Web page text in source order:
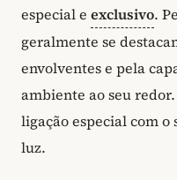
especial e exclusivo.
geralmente se
envolventes e pela
ambiente ao seu
ligação especial com o
luz.